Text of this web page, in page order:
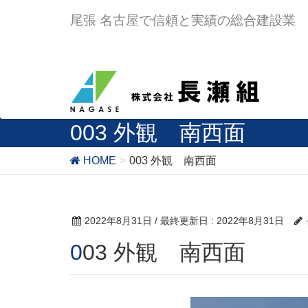
尾張 名古屋で信頼と実績の総合建設業
003 外観 南西面
HOME 003 外観 南西面
2022年8月31日 / 最終更新日 : 2022年8月31日
003 外観 南西面